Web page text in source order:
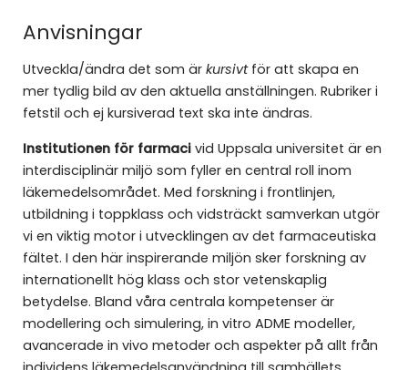
Anvisningar
Utveckla/ändra det som är kursivtför att skapa en
mer tydlig bild av den aktuella anställningen. Rubriker i
fetstil och ej kursiverad text ska inte ändras.
Institutionen för farmacivid Uppsala universitet är en
interdisciplinär miljö som fyller en central roll inom
läkemedelsområdet. Med forskning i frontlinjen,
utbildning i toppklass och vidsträckt samverkan utgör
vi en viktig motor i utvecklingen av det farmaceutiska
fältet. I den här inspirerande miljön sker forskning av
internationellt hög klass och stor vetenskaplig
betydelse. Bland våra centrala kompetenser är
modellering och simulering, in vitro ADME modeller,
avancerade in vivo metoder och aspekter på allt från